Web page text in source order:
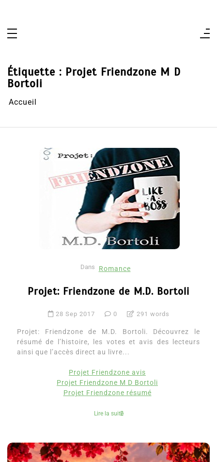
Étiquette : Projet Friendzone M D
Bortoli
Accueil
Dans Romance
Projet: Friendzone de M.D. Bortoli
28 Sep 2017 0 291 words
Projet: Friendzone de M.D. Bortoli. Découvrez le
résumé de l’histoire, les votes et avis des lecteurs
ainsi que l’accès direct au livre...
Projet Friendzone avis
Projet Friendzone M D Bortoli
Projet Friendzone résumé
Lire la suite